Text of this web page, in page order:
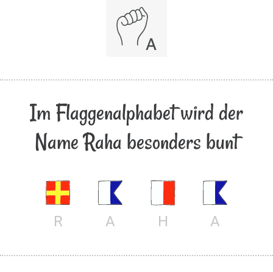
Im Flaggenalphabet wird der
Name Raha besonders bunt
R A H A